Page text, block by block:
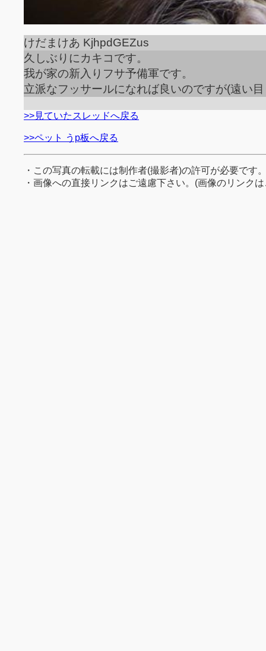
けだまけあ KjhpdGEZus
久しぶりにカキコです。
我が家の新入りフサ予備軍です。
立派なフッサールになれば良いのですが(遠い目
>>見ていたスレッドへ戻る
>>ペット うp板へ戻る
・この写真の転載には制作者(撮影者)の許可が必要です
・画像への直接リンクはご遠慮下さい。(画像のリンク